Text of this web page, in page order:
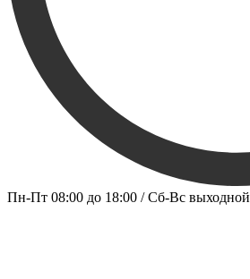
Пн-Пт 08:00 до 18:00 / Сб-Вс выходной